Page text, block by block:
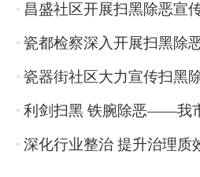
昌盛社区开展扫黑除恶宣
瓷器街社区大力宣传扫黑